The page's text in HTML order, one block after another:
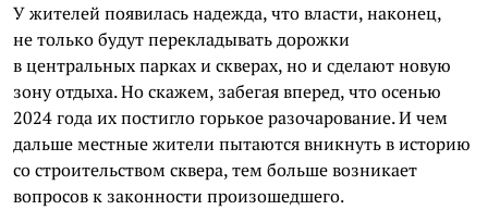
У жителей появилась надежда, что власти, наконец,
не только будут перекладывать дорожки
в центральных парках и скверах, но и сделают новую
зону отдыха. Но скажем, забегая вперед, что осенью
2024 года их постигло горькое разочарование. И чем
дальше местные жители пытаются вникнуть в историю
со строительством сквера, тем больше возникает
вопросов к законности произошедшего.